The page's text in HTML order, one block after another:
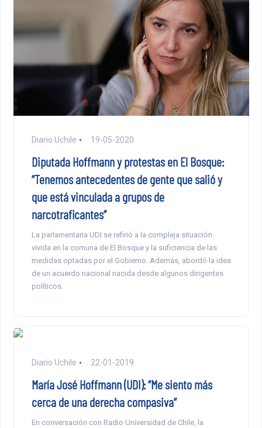
Diario Uchile 19-05-2020
Diputada Hoffmann y protestas en El Bosque:
“Tenemos antecedentes de gente que salió y
que está vinculada a grupos de
narcotraficantes”
La parlamentaria UDI se refirió a la compleja situación
vivida en la comuna de El Bosque y la suficiencia de las
medidas optadas por el Gobierno. Además, abordó la idea
de un acuerdo nacional nacida desde algunos dirigentes
políticos.
Diario Uchile 22-01-2019
María José Hoffmann (UDI): “Me siento más
cerca de una derecha compasiva”
En conversación con Radio Universidad de Chile, la